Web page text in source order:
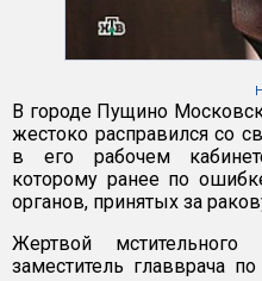
В городе Пущино
жестоко расправился со
в его рабочем
которому ранее по
органов, принятых за
Жертвой мстительного
заместитель главврача